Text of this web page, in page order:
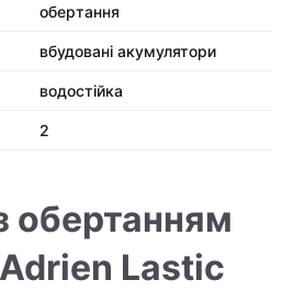
обертання
вбудовані акумулятори
водостійка
2
обертанням
Lastic